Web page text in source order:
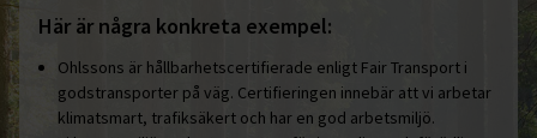
Här är några konkreta exempel:
Ohlssons är hållbarhetscertifierade enligt Fair Transport i
godstransporter på väg. Certifieringen innebär att vi arbetar
klimatsmart, trafiksäkert och har en god arbetsmiljö.